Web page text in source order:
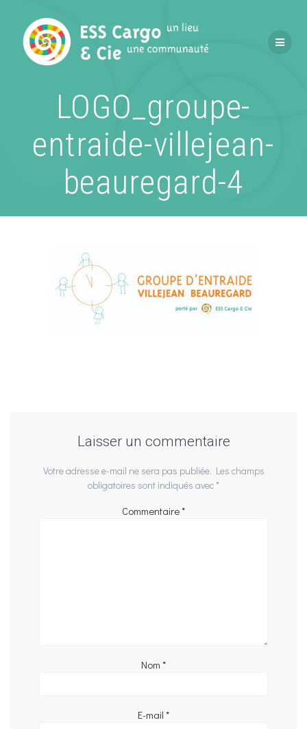
contenu
LOGO_groupe-
entraide-villejean-
beauregard-4
Laisser un commentaire
Votre adresse e-mail ne sera pas publiée. Les champs
obligatoires sont indiqués avec*
Commentaire*
Nom *
E-mail *